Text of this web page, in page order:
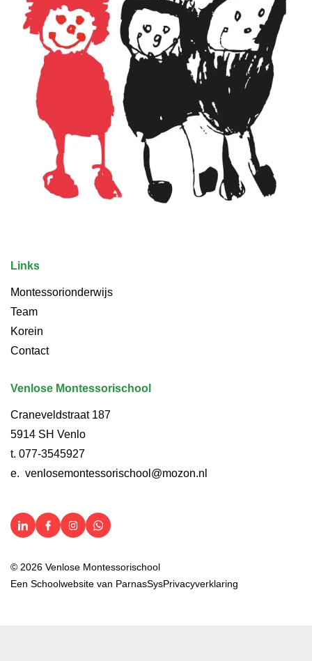
Links
Montessorionderwijs
Team
Korein
Contact
Venlose Montessorischool
Craneveldstraat 187
5914 SH Venlo
t. 077-3545927
e. venlosemontessorischool@mozon.nl
© 2026 Venlose Montessorischool
Een Schoolwebsite van ParnasSysPrivacyverklaring